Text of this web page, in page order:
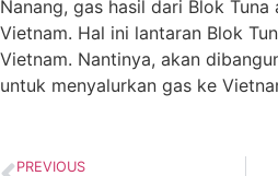
Nanang, gas hasil dari Blok
Vietnam. Hal ini lantaran Blok
Vietnam. Nantinya, akan
untuk menyalurkan gas ke
PREVIOUS